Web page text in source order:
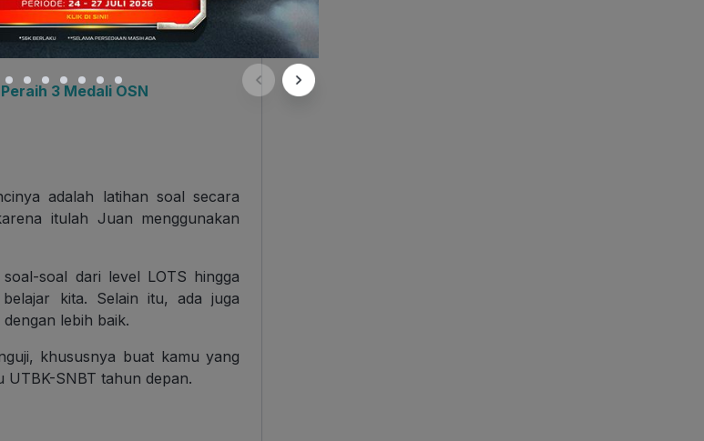
menguji logika, analisis, dan
di kelas 10 SMA. Keren banget
3 Medali OSN
adalah latihan soal secara
itulah Juan menggunakan
soal dari level LOTS hingga
kita. Selain itu, ada juga
lebih baik.
khususnya buat kamu yang
UTBK-SNBT tahun depan.